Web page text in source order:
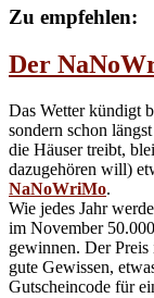
Zu empfehlen:
Der
Das Wetter kündigt
sondern schon
die Häuser treibt,
dazugehören will)
NaNoWriMo.
Wie jedes Jahr
im November
gewinnen. Der
gute Gewissen,
Gutscheincode für